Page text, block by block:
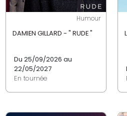
Humour
DAMIEN GILLARD - " RUDE "
Du 25/09/2026 au
22/05/2027
En tournée